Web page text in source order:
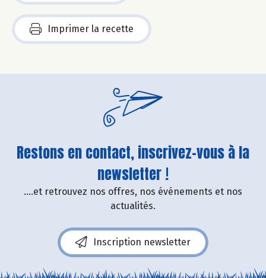
Imprimer la recette
Restons en contact, inscrivez-vous à la
newsletter !
....et retrouvez nos offres, nos événements et nos
actualités.
Inscription newsletter